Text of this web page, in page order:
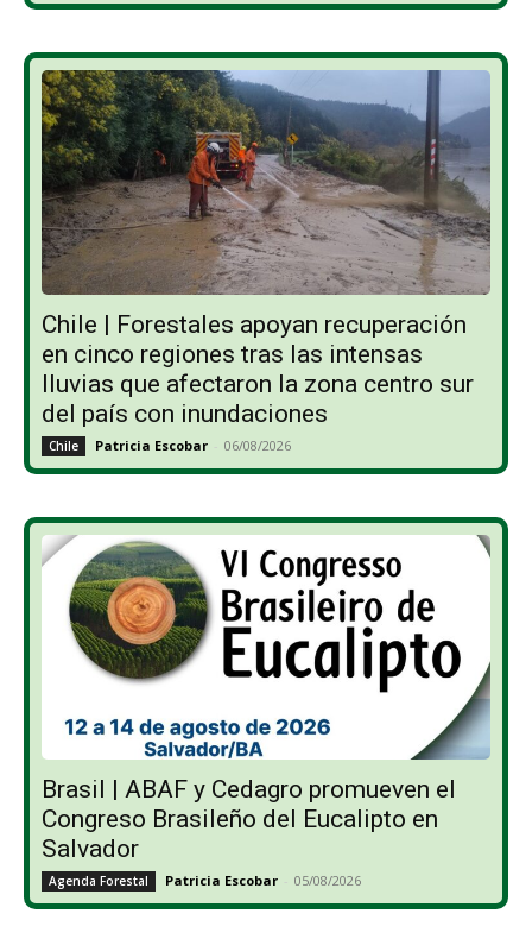
Chile | Forestales apoyan recuperación
en cinco regiones tras las intensas
lluvias que afectaron la zona centro sur
del país con inundaciones
Chile Patricia Escobar - 06/08/2026
Brasil | ABAF y Cedagro promueven el
Congreso Brasileño del Eucalipto en
Salvador
Agenda Forestal Patricia Escobar - 05/08/2026